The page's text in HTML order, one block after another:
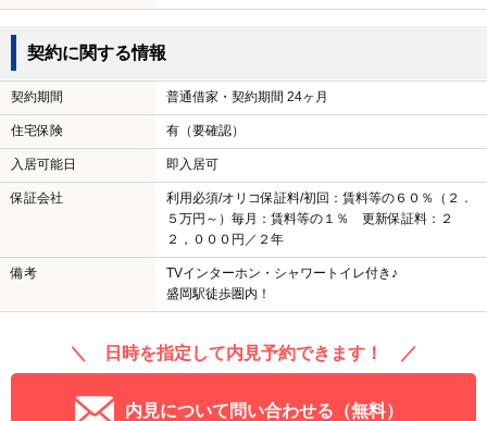
契約に関する情報
契約期間 普通借家・契約期間 24ヶ月
住宅保険 有（要確認）
入居可能日 即入居可
保証会社
利用必須/オリコ保証料/初回：賃料等の６０％（２．
５万円～）毎月：賃料等の１％ 更新保証料：２
２，０００円／２年
備考
TVインターホン・シャワートイレ付き♪
盛岡駅徒歩圏内！
＼ 日時を指定して内見予約できます！ ／
内見について問い合わせる（無料）